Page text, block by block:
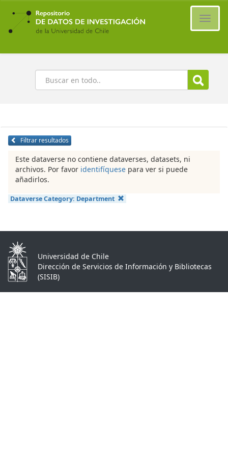
Ir
contenido
principal
Buscar
Filtrar resultados
Este dataverse no contiene dataverses, datasets, ni
archivos. Por favor identifíquese para ver si puede
añadirlos.
Dataverse Category: Department
Universidad de Chile
Dirección de Servicios de Información y Bibliotecas
(SISIB)